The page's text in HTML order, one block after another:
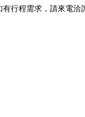
行程需求，請來電洽